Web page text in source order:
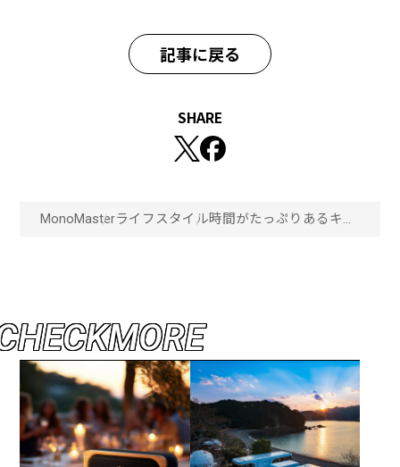
記事に戻る
SHARE
MonoMasterライフスタイル時間がたっぷりあるキャ
HECKMORE